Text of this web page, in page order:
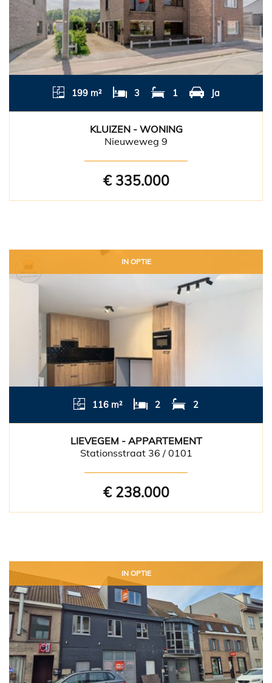
199 m² 3 1 Ja
KLUIZEN - WONING
Nieuweweg 9
€ 335.000
IN OPTIE
116 m² 2 2
LIEVEGEM - APPARTEMENT
Stationsstraat 36 / 0101
€ 238.000
IN OPTIE